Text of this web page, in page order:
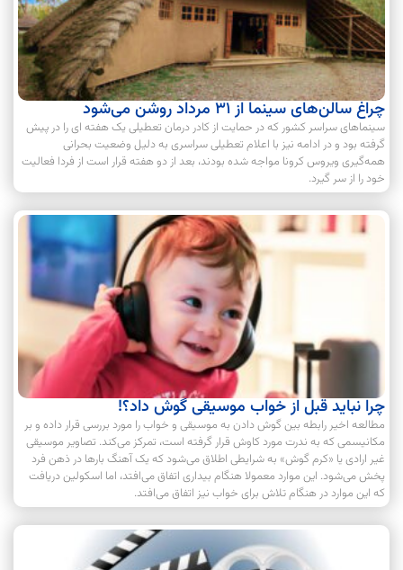
چراغ سالن‌های سینما از 31 مرداد روشن می‌شود
سینماهای سراسر کشور که در حمایت از کادر درمان تعطیلی یک هفته ای را در پیش
گرفته بود و در ادامه نیز با اعلام تعطیلی سراسری به دلیل وضعیت بحرانی
همه‌گیری ویروس کرونا مواجه شده بودند، بعد از دو هفته قرار است از فردا فعالیت
خود را از سر گیرد.
چرا نباید قبل از خواب موسیقی گوش داد؟!
مطالعه اخیر رابطه بین گوش دادن به موسیقی و خواب را مورد بررسی قرار داده و بر
مکانیسمی که به ندرت مورد کاوش قرار گرفته است، تمرکز می‌کند. تصاویر موسیقی
غیر ارادی یا «کرم گوش» به شرایطی اطلاق می‌شود که یک آهنگ بار‌ها در ذهن فرد
پخش می‌شود. این موارد معمولا هنگام بیداری اتفاق می‌افتد، اما اسکولین دریافت
که این موارد در هنگام تلاش برای خواب نیز اتفاق می‌افتد.